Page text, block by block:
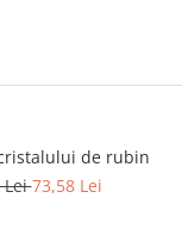
de rubin
Lei73,58 Lei